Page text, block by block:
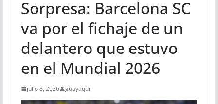
Sorpresa: Barcelona SC
va por el fichaje de un
delantero que estuvo
en el Mundial 2026
julio 8, 2026 guayaquil